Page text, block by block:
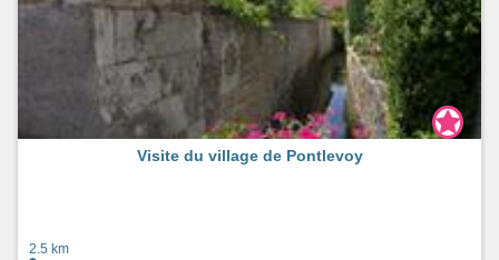
Visite du village de Pontlevoy
2.5 km